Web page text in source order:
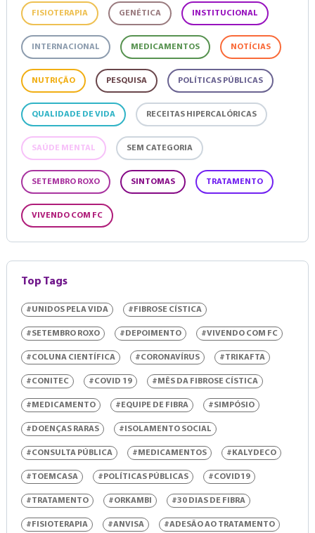
FISIOTERAPIA GENÉTICA INSTITUCIONAL
INTERNACIONAL MEDICAMENTOS NOTÍCIAS
NUTRIÇÃO PESQUISA POLÍTICAS PÚBLICAS
QUALIDADE DE VIDA RECEITAS HIPERCALÓRICAS
SAÚDE MENTAL SEM CATEGORIA
SETEMBRO ROXO SINTOMAS TRATAMENTO
VIVENDO COM FC
Top Tags
#UNIDOS PELA VIDA #FIBROSE CÍSTICA
#SETEMBRO ROXO #DEPOIMENTO #VIVENDO COM FC
#COLUNA CIENTÍFICA #CORONAVÍRUS #TRIKAFTA
#CONITEC #COVID 19 #MÊS DA FIBROSE CÍSTICA
#MEDICAMENTO #EQUIPE DE FIBRA #SIMPÓSIO
#DOENÇAS RARAS #ISOLAMENTO SOCIAL
#CONSULTA PÚBLICA #MEDICAMENTOS #KALYDECO
#TOEMCASA #POLÍTICAS PÚBLICAS #COVID19
#TRATAMENTO #ORKAMBI #30 DIAS DE FIBRA
#FISIOTERAPIA #ANVISA #ADESÃO AO TRATAMENTO